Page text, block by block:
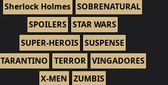
Sherlock Holmes SOBRENATURAL
SPOILERS STAR WARS
SUPER-HEROIS SUSPENSE
TARANTINO
TERROR VINGADORES
X-MEN
ZUMBIS